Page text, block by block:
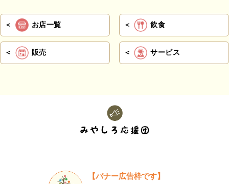
お店一覧 飲食
販売 サービス
【バナー広告枠です】